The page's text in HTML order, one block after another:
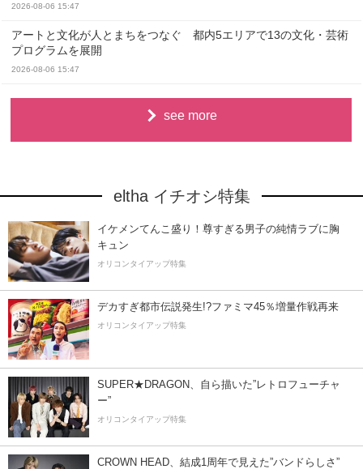
2026-08-06 15:47
アートと文化が人とまちをつなぐ 都内5エリアで13の文化・芸術
プログラムを展開
2026-08-06 15:47
see more
eltha イチオシ特集
イケメンてんこ盛り！尊すぎる男子の純情ラブに胸
キュン
オリコンタイアップ特集
デカすぎ都市伝説発生!?ファミマ45％増量作戦再来
オリコンタイアップ特集
SUPER★DRAGON、自ら描いた”レトロフューチャ
ー”
オリコンタイアップ特集
CROWN HEAD、結成1周年で見えた”バンドらしさ”